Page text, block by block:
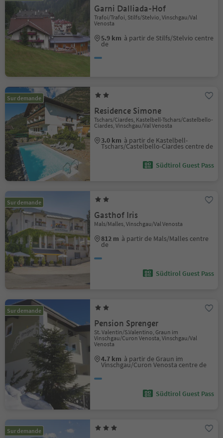
Garni Dalliada-Hof
Trafoi/Trafoi, Stilfs/Stelvio, Vinschgau/Val
Venosta
5.9 km à partir de Stilfs/Stelvio centre
de
Sur demande
Residence Simone
Tschars/Ciardes, Kastelbell-Tschars/Castelbello-
Ciardes, Vinschgau/Val Venosta
3.0 km à partir de Kastelbell-
Tschars/Castelbello-Ciardes centre de
Südtirol Guest Pass
Sur demande
Gasthof Iris
Mals/Malles, Vinschgau/Val Venosta
812 m à partir de Mals/Malles centre
de
Südtirol Guest Pass
Sur demande
Pension Sprenger
St. Valentin/S.Valentino, Graun im
Vinschgau/Curon Venosta, Vinschgau/Val
Venosta
4.7 km à partir de Graun im
Vinschgau/Curon Venosta centre de
Südtirol Guest Pass
Sur demande